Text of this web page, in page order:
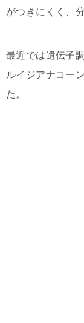
がつきにくく、
最近では遺伝子
ルイジアナコー
た。